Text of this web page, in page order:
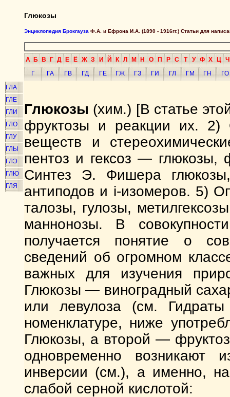
Глюкозы
Энциклопедия Брокгауза Ф.А. и Ефрона И.А. (1890 - 1916гг.) Статьи для
А Б В Г Д Е Ё Ж З И Й К Л М Н О П Р С Т У Ф Х Ц Ч
Г
ГА ГВ ГД ГЕ ГЖ ГЗ ГИ ГЛ ГМ ГН
ГО
ГЛА
ГЛЕ
ГЛИ
ГЛО
ГЛУ
ГЛЫ
ГЛЭ
ГЛЮ
ГЛЯ
Глюкозы (хим.) [В статье
фруктозы и реакции их. 2)
веществ и
пентоз и гексоз —
Синтез Э. Фишера
антиподов и i-изомеров. 5)
талозы, гулозы,
маннонозы. В
получается понятие о
сведений об огромном
важных для изучения
Глюкозы — виноградный
или левулоза (см.
номенклатуре, ниже
Глюкозы, а второй —
одновременно возникают
инверсии (см.), а именно,
слабой серной кислотой: